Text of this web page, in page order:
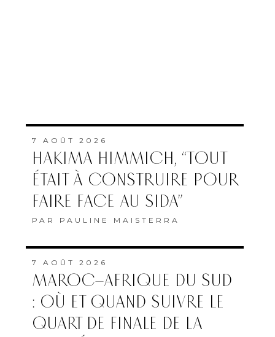
7 AOÛT 2026
HAKIMA HIMMICH, “TOUT
ÉTAIT À CONSTRUIRE POUR
FAIRE FACE AU SIDA”
PAR PAULINE MAISTERRA
7 AOÛT 2026
MAROC–AFRIQUE DU SUD
: OÙ ET QUAND SUIVRE LE
QUART DE FINALE DE LA